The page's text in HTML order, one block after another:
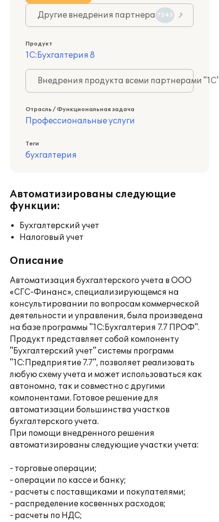
Другие внедрения партнера 7243
Продукт
1С:Бухгалтерия 8
Внедрения продукта всеми партнерами
Отрасль / Функциональная задача
Профессиональные услуги
Теги
бухгалтерия
Автоматизированы следующие
функции:
Бухгалтерский учет
Налоговый учет
Описание
Автоматизация бухгалтерского учета в ООО
«СГС-Финанс», специализирующемся на
консультировании по вопросам коммерческой
деятельности и управления, была произведена
на базе программы "1С:Бухгалтерия 7.7 ПРОФ".
Продукт представляет собой компоненту
"Бухгалтерский учет" системы программ
"1С:Предприятие 7.7", позволяет реализовать
любую схему учета и может использоваться как
автономно, так и совместно с другими
компонентами. Готовое решение для
автоматизации большинства участков
бухгалтерского учета.
При помощи внедренного решения
автоматизированы следующие участки учета:
- торговые операции;
- операции по кассе и банку;
- расчеты с поставщиками и покупателями;
- распределение косвенных расходов;
- расчеты по НДС;